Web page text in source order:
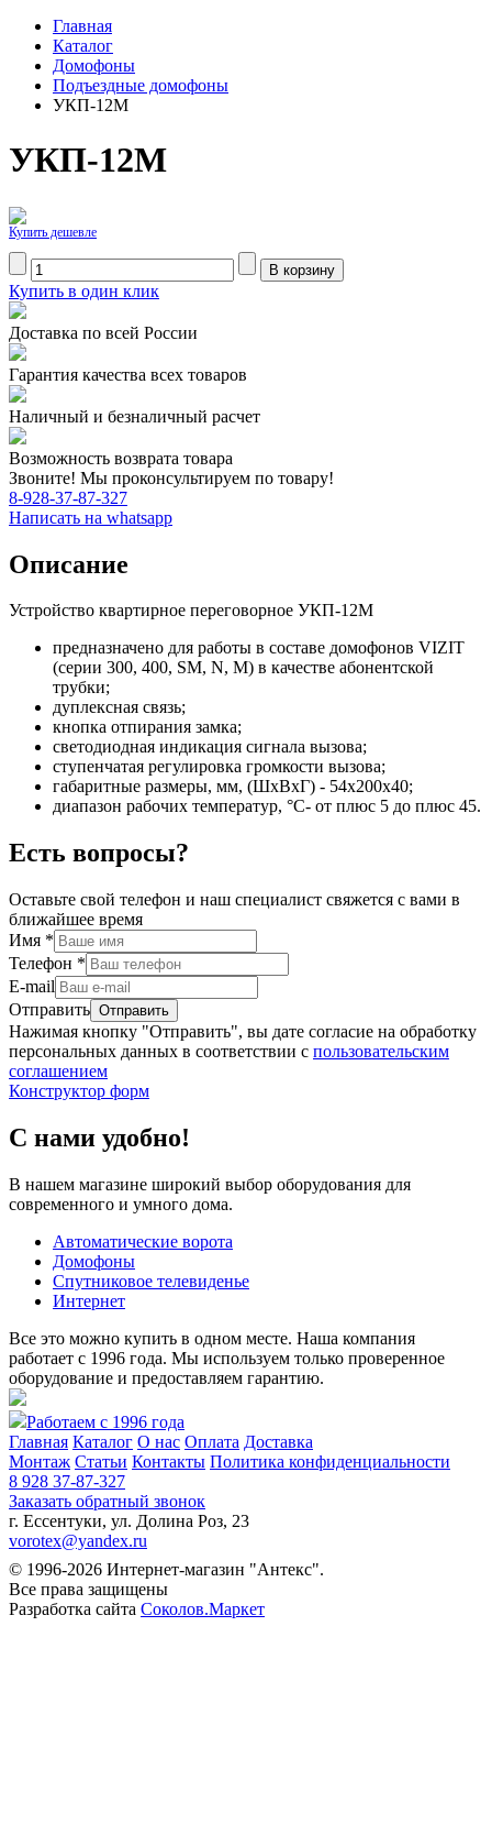
Главная
Каталог
Домофоны
Подъездные домофоны
УКП-12М
УКП-12М
Купить дешевле
Купить в один клик
Доставка по всей России
Гарантия качества всех товаров
Наличный и безналичный расчет
Возможность возврата товара
Звоните! Мы проконсультируем по товару!
8-928-37-87-327
Написать на whatsapp
Описание
Устройство квартирное переговорное УКП-12M
предназначено для работы в составе домофонов VIZIT
(серии 300, 400, SM, N, M) в качестве абонентской
трубки;
дуплексная связь;
кнопка отпирания замка;
светодиодная индикация сигнала вызова;
ступенчатая регулировка громкости вызова;
габаритные размеры, мм, (ШхВхГ) - 54х200х40;
диапазон рабочих температур, °C- от плюс 5 до плюс 45.
Есть вопросы?
Оставьте свой телефон и наш специалист свяжется с вами в
ближайшее время
Имя *
Телефон *
E-mail
Отправить
Нажимая кнопку "Отправить", вы дате согласие на обработку
персональных данных в соответствии с пользовательским
соглашением
Конструктор форм
С нами удобно!
В нашем магазине широкий выбор оборудования для
современного и умного дома.
Автоматические ворота
Домофоны
Спутниковое телевиденье
Интернет
Все это можно купить в одном месте. Наша компания
работает с 1996 года. Мы используем только проверенное
оборудование и предоставляем гарантию.
Работаем с 1996 года
Главная Каталог О нас Оплата Доставка
Монтаж Статьи Контакты Политика конфиденциальности
8 928 37-87-327
Заказать обратный звонок
г. Ессентуки, ул. Долина Роз, 23
vorotex@yandex.ru
© 1996-2026 Интернет-магазин "Антекс".
Все права защищены
Разработка сайта Соколов.Маркет